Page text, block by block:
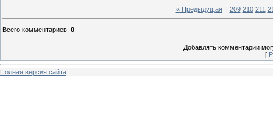
« Предыдущая| 209 210 211
Всего комментариев: 0
Добавлять комментарии
[
Полная версия сайта